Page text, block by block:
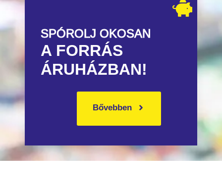
SPÓROLJ OKOSAN
A FORRÁS
ÁRUHÁZBAN!
Bővebben